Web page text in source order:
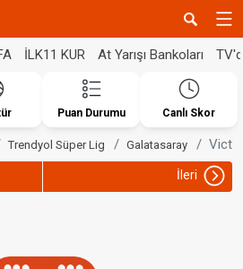
İLK11 KUR At Yarışı Bankoları
Puan Durumu Canlı Skor
Trendyol Süper Lig Galatasaray
İleri